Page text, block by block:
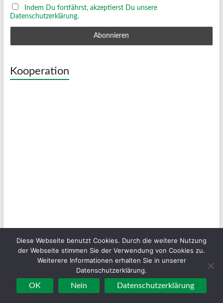
Indem Du fortfährst, akzeptierst Du unsere
Datenschutzerklärung.
Kooperation
Archiv
Diese Webseite benutzt Cookies. Durch die weitere Nutzung
der Webseite stimmen Sie der Verwendung von Cookies zu.
Weiterere Informationen erhalten Sie in unserer
Datenschutzerklärung.
OK
Nein Datenschutzerklärung